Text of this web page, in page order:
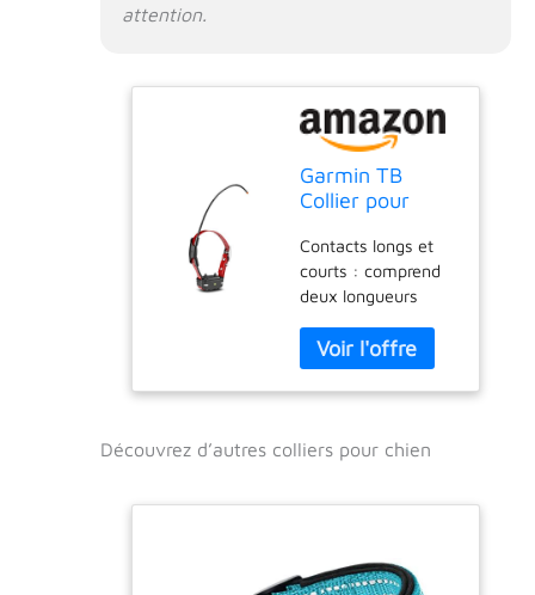
attention.
Garmin TB
Collier pour
(Pro
Trashbreaker)
Contacts longs et
courts : comprend
deux longueurs
des points de
contact isolés pour
une performance
conditions humides
BARKLIMITER
Découvrez d’autres colliers pour chien